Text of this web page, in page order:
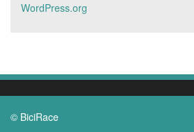
WordPress.org
© BiciRace